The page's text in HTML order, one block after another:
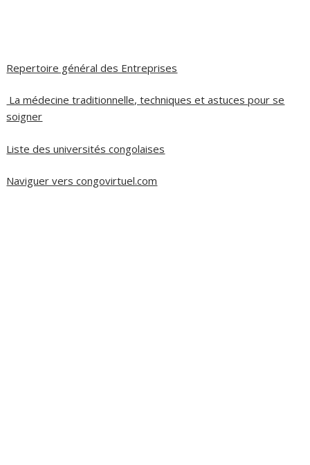
Repertoire général des Entreprises
La médecine traditionnelle, techniques et astuces pour se
soigner
Liste des universités congolaises
Naviguer vers congovirtuel.com